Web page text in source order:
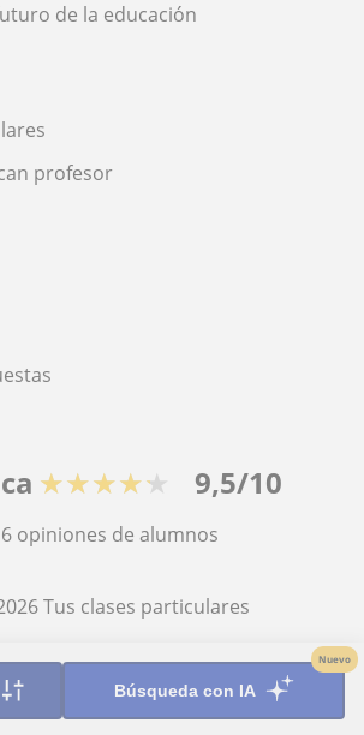
Búsqueda con IA
Nuevo
de la educación
profesor
★★★★★ 9,5/10
opiniones de alumnos
Tus clases particulares
Profesores particulares